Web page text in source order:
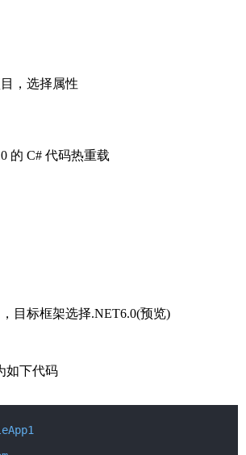
，选择属性
目标框架选择.NET6.0(预览)
如下代码